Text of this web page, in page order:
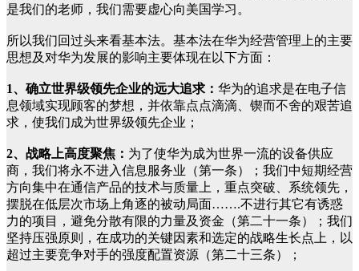
是我们的老师，我们需要虚心向美国学习。
所以我们回过头来看基本法。基本法在华为经营管理上的主要
思想及对华为发展的影响主要体现在以下方面：
1、确立世界级领先企业的远大追求： 华为的追求是在电子信
息领域实现顾客的梦想，并依靠点点滴滴、锲而不舍的艰苦追
求，使我们成为世界级领先企业；
2、战略上高度聚焦： 为了使华为成为世界一流的设备供应
商，我们将永不进入信息服务业（第一条）；我们中短期经营
方向集中在通信产品的技术与质量上，重点突破、系统领先，
摆脱在低层次市场上角逐的被动局面…….不进行其它有诱惑
力的项目，避免分散有限的力量及资金（第二十一条）；我们
坚持压强原则，在成功的关键因素和选定的战略生长点上，以
超过主要竞争对手的强度配置资源（第二十三条）；